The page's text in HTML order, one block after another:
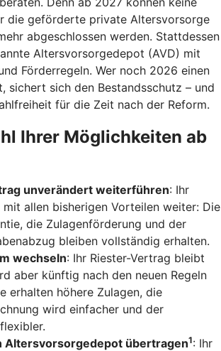
die geförderte private Altersvorsorge
abgeschlossen werden. Stattdessen
Altersvorsorgedepot (AVD) mit
Förderregeln. Wer noch 2026 einen
sichert sich den Bestandsschutz – und
für die Zeit nach der Reform.
Ihrer Möglichkeiten ab
unverändert weiterführen: Ihr
allen bisherigen Vorteilen weiter: Die
die Zulagenförderung und der
bleiben vollständig erhalten.
wechseln: Ihr Riester-Vertrag bleibt
aber künftig nach den neuen Regeln
erhalten höhere Zulagen, die
wird einfacher und der
Altersvorsorgedepot übertragen1: Ihr